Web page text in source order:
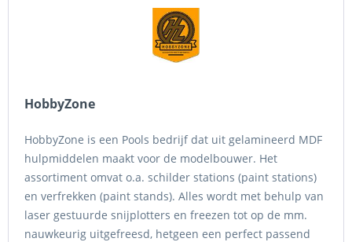
HobbyZone
HobbyZone is een Pools bedrijf dat uit gelamineerd MDF
hulpmiddelen maakt voor de modelbouwer. Het
assortiment omvat o.a. schilder stations (paint stations)
en verfrekken (paint stands). Alles wordt met behulp van
laser gestuurde snijplotters en freezen tot op de mm.
nauwkeurig uitgefreesd, hetgeen een perfect passend